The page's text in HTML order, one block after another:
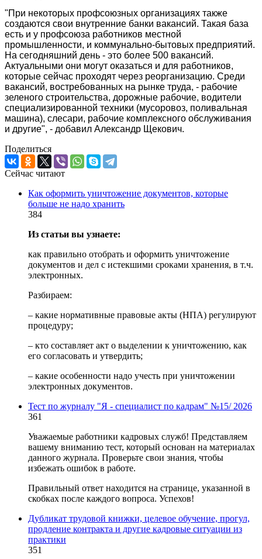
"При некоторых профсоюзных организациях также
создаются свои внутренние банки вакансий. Такая база
есть и у профсоюза работников местной
промышленности, и коммунально-бытовых предприятий.
На сегодняшний день - это более 500 вакансий.
Актуальными они могут оказаться и для работников,
которые сейчас проходят через реорганизацию. Среди
вакансий, востребованных на рынке труда, - рабочие
зеленого строительства, дорожные рабочие, водители
специализированной техники (мусоровоз, поливальная
машина), слесари, рабочие комплексного обслуживания
и другие", - добавил Александр Щекович.
Поделиться
Сейчас читают
Как оформить уничтожение документов, которые
больше не надо хранить
384
Из статьи вы узнаете:
как правильно отобрать и оформить уничтожение
документов и дел с истекшими сроками хранения, в т.ч.
электронных.
Разбираем:
– какие нормативные правовые акты (НПА) регулируют
процедуру;
– кто составляет акт о выделении к уничтожению, как
его согласовать и утвердить;
– какие особенности надо учесть при уничтожении
электронных документов.
Тест по журналу "Я - специалист по кадрам" №15/ 2026
361
Уважаемые работники кадровых служб! Представляем
вашему вниманию тест, который основан на материалах
данного журнала. Проверьте свои знания, чтобы
избежать ошибок в работе.
Правильный ответ находится на странице, указанной в
скобках после каждого вопроса. Успехов!
Дубликат трудовой книжки, целевое обучение, прогул,
продление контракта и другие кадровые ситуации из
практики
351